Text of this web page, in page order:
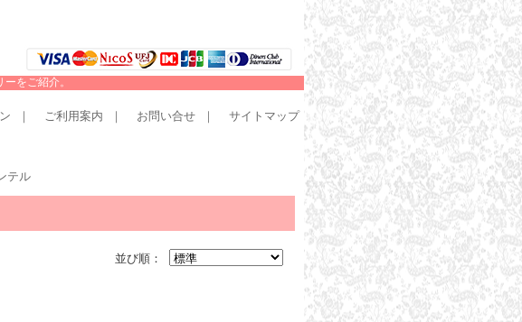
をご紹介。
｜ ご利用案内 ｜ お問い合せ ｜ サイトマップ
テル
並び順：